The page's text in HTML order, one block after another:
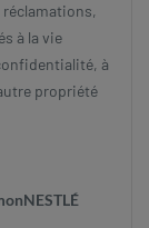
à la vie
à
propriété